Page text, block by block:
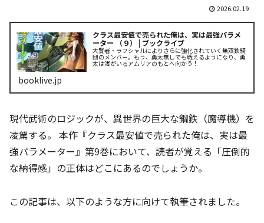
2026.02.19
クラス最安値で売られた俺は、実は最強パラメ
ーター （９） | ブックライブ
大賢者・ラフシャルによりさらに強化されていく無双鉄騎
団のメンバー。もう、勇太無しでも戦えるようになり、勇
太は渚がいるアムリアのもとへ向かう！
booklive.jp
現代武術のロジックが、異世界の巨大な鋼鉄（魔導機）を
凌駕する。 本作『クラス最安値で売られた俺は、実は最
強パラメーター』第9巻において、読者が覚える「圧倒的
な納得感」の正体はどこにあるのでしょうか。
この記事は、以下のような方に向けて執筆されました。